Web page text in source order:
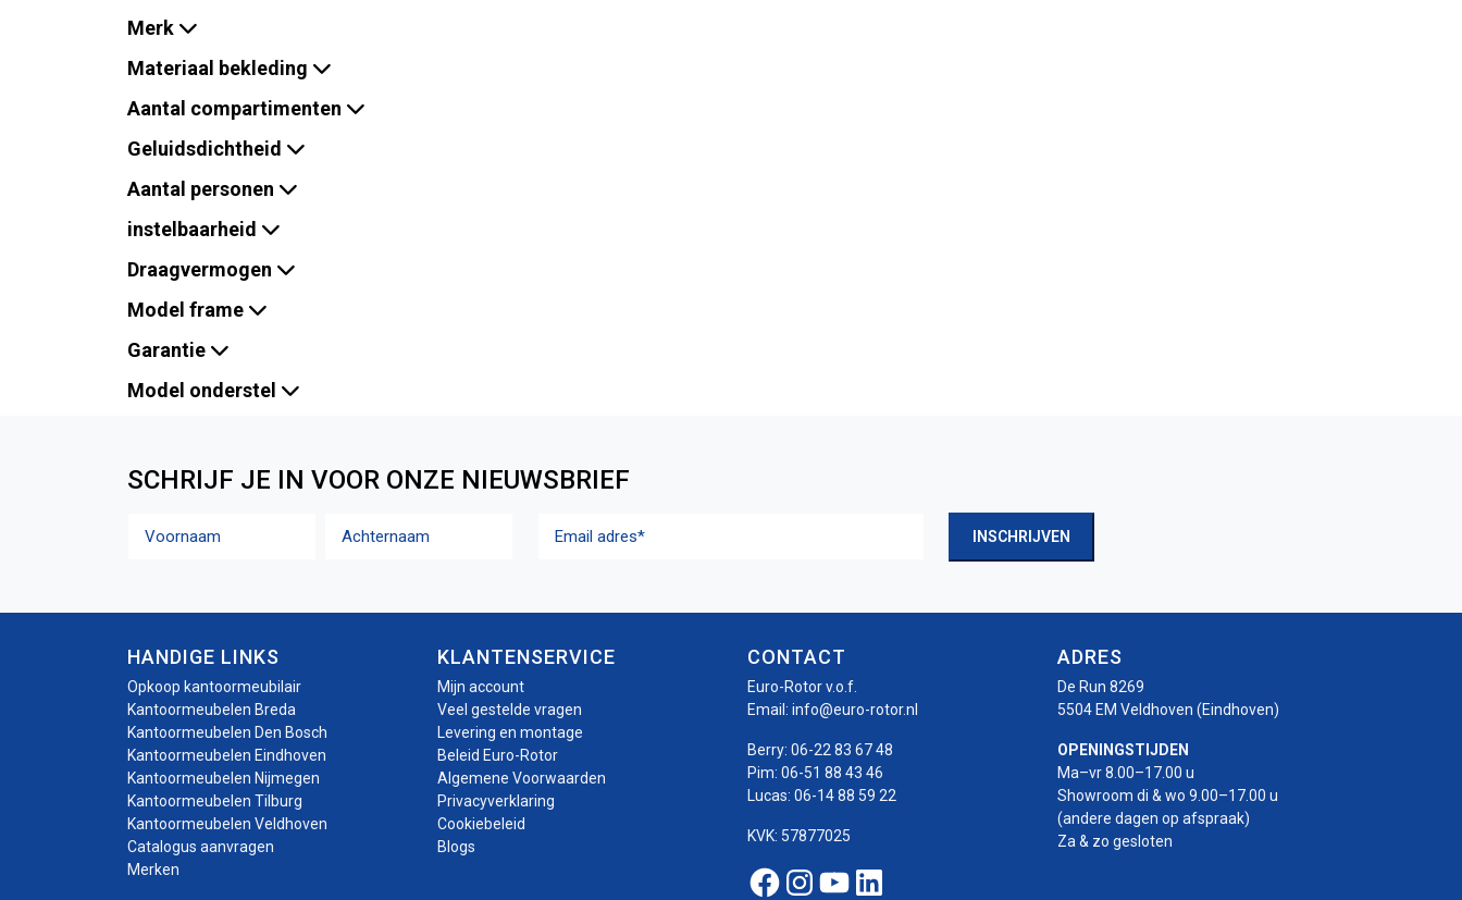
Merk
Materiaal bekleding
Aantal compartimenten
Geluidsdichtheid
Aantal personen
instelbaarheid
Draagvermogen
Model frame
Garantie
Model onderstel
SCHRIJF JE IN VOOR ONZE NIEUWSBRIEF
INSCHRIJVEN
HANDIGE LINKS
Opkoop kantoormeubilair
Kantoormeubelen Breda
Kantoormeubelen Den Bosch
Kantoormeubelen Eindhoven
Kantoormeubelen Nijmegen
Kantoormeubelen Tilburg
Kantoormeubelen Veldhoven
Catalogus aanvragen
Merken
KLANTENSERVICE
Mijn account
Veel gestelde vragen
Levering en montage
Beleid Euro-Rotor
Algemene Voorwaarden
Privacyverklaring
Cookiebeleid
Blogs
CONTACT
Euro-Rotor v.o.f.
Email: info@euro-rotor.nl
Berry: 06-22 83 67 48
Pim: 06-51 88 43 46
Lucas: 06-14 88 59 22
KVK: 57877025
Facebook Euro-rotor
Instagram Euro-rotor
Youtube Euro-rotor
Linkedin Euro-rotor
ADRES
De Run 8269
5504 EM Veldhoven (Eindhoven)
OPENINGSTIJDEN
Ma–vr 8.00–17.00 u
Showroom di & wo 9.00–17.00 u
(andere dagen op afspraak)
Za & zo gesloten